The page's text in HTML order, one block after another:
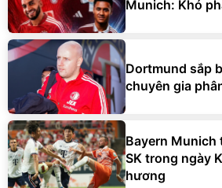
Munich: Khó
Dortmund sắp
chuyên gia
Bayern Munich
SK trong ngày
hương